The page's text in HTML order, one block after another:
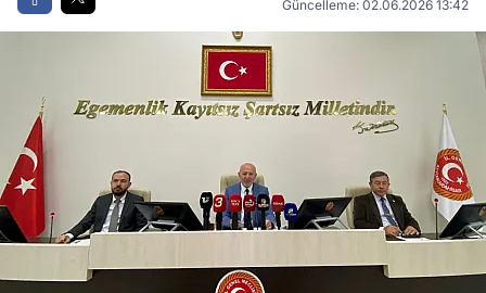
Güncelleme: 02.06.2026 13:42